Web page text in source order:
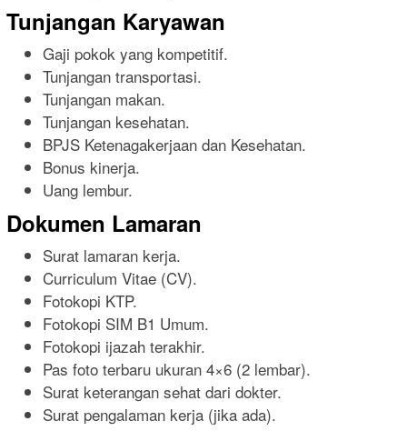
Tunjangan Karyawan
Gaji pokok yang kompetitif.
Tunjangan transportasi.
Tunjangan makan.
Tunjangan kesehatan.
BPJS Ketenagakerjaan dan Kesehatan.
Bonus kinerja.
Uang lembur.
Dokumen Lamaran
Surat lamaran kerja.
Curriculum Vitae (CV).
Fotokopi KTP.
Fotokopi SIM B1 Umum.
Fotokopi ijazah terakhir.
Pas foto terbaru ukuran 4×6 (2 lembar).
Surat keterangan sehat dari dokter.
Surat pengalaman kerja (jika ada).